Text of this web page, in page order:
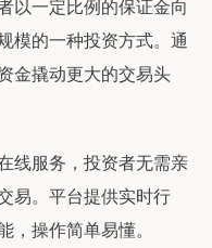
以一定比例的保证金向
模的一种投资方式。通
金撬动更大的交易头
线服务，投资者无需亲
易。平台提供实时行
操作简单易懂。